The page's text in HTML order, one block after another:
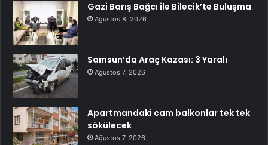
Gazi Barış Bağcı ile Bilecik’te Buluşma
Ağustos 8, 2026
Samsun’da Araç Kazası: 3 Yaralı
Ağustos 7, 2026
Apartmandaki cam balkonlar tek tek
sökülecek
Ağustos 7, 2026